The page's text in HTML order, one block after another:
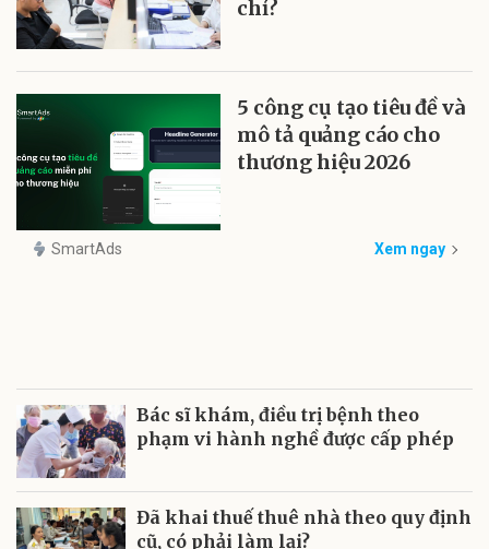
chỉ?
5 công cụ tạo tiêu đề và
mô tả quảng cáo cho
thương hiệu 2026
SmartAds Xem ngay
Bác sĩ khám, điều trị bệnh theo
phạm vi hành nghề được cấp phép
Đã khai thuế thuê nhà theo quy định
cũ, có phải làm lại?